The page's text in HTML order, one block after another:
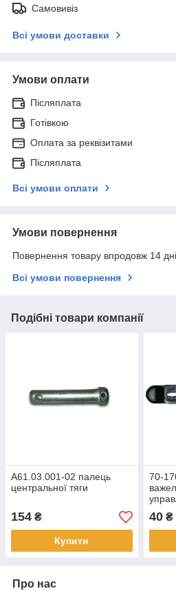
Самовивіз
Всі умови доставки
Умови оплати
Післяплата
Готівкою
Оплата за реквізитами
Післяплата
Всі умови оплати
Умови повернення
Повернення товару впродовж 14
Всі умови повернення
Подібні товари компанії
А61.03.001-02 палець
центральної тяги
154 ₴
Купити
70-
МТЗ /
40₴
Про нас